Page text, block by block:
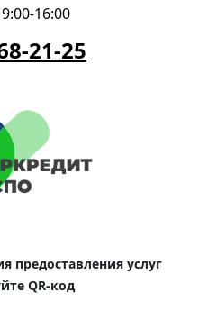
16:00
21-25
предоставления услуг
QR-код